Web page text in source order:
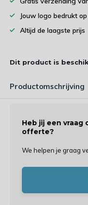
Jouw logo bedrukt
Altijd de laagste prijs
Dit product is
Productomschrijving
Heb jij een
offerte?
We helpen je graag